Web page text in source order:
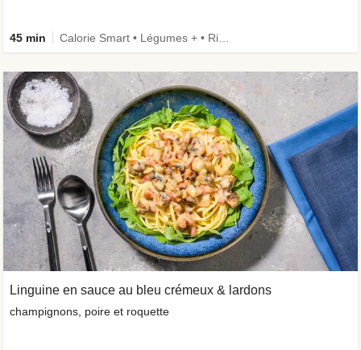
45 min
Linguine en sauce au bleu crémeux & lardons
champignons, poire et roquette